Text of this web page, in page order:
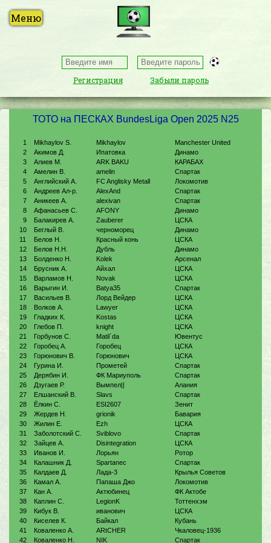
Регистрация Забыли пароль